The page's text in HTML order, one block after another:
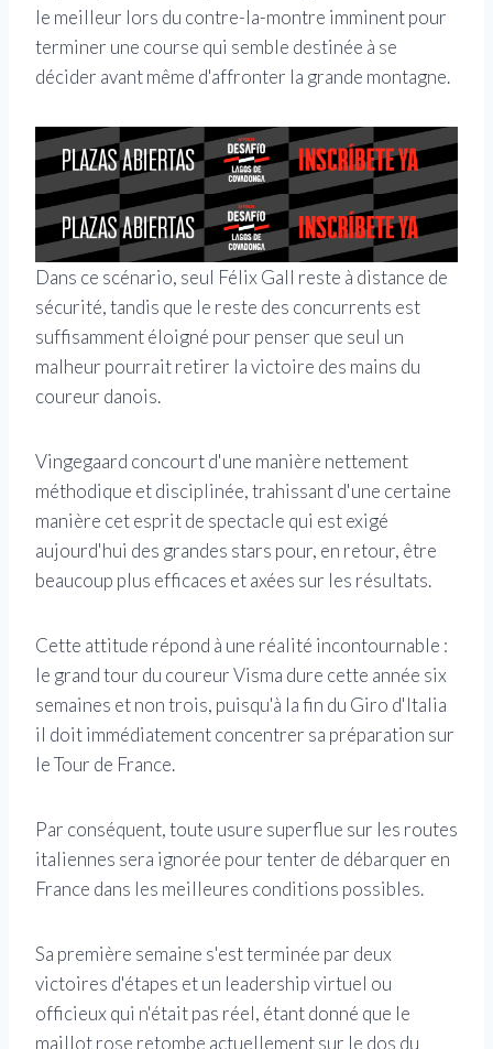
le meilleur lors du contre-la-montre imminent pour
terminer une course qui semble destinée à se
décider avant même d'affronter la grande montagne.
Dans ce scénario, seul Félix Gall reste à distance de
sécurité, tandis que le reste des concurrents est
suffisamment éloigné pour penser que seul un
malheur pourrait retirer la victoire des mains du
coureur danois.
Vingegaard concourt d'une manière nettement
méthodique et disciplinée, trahissant d'une certaine
manière cet esprit de spectacle qui est exigé
aujourd'hui des grandes stars pour, en retour, être
beaucoup plus efficaces et axées sur les résultats.
Cette attitude répond à une réalité incontournable :
le grand tour du coureur Visma dure cette année six
semaines et non trois, puisqu'à la fin du Giro d'Italia
il doit immédiatement concentrer sa préparation sur
le Tour de France.
Par conséquent, toute usure superflue sur les routes
italiennes sera ignorée pour tenter de débarquer en
France dans les meilleures conditions possibles.
Sa première semaine s'est terminée par deux
victoires d'étapes et un leadership virtuel ou
officieux qui n'était pas réel, étant donné que le
maillot rose retombe actuellement sur le dos du